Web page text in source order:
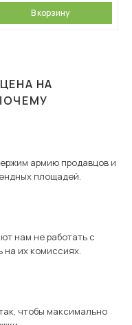
В корзину
НА
армию продавцов и
площадей.
нам не работать с
на их комиссиях.
чтобы максимально